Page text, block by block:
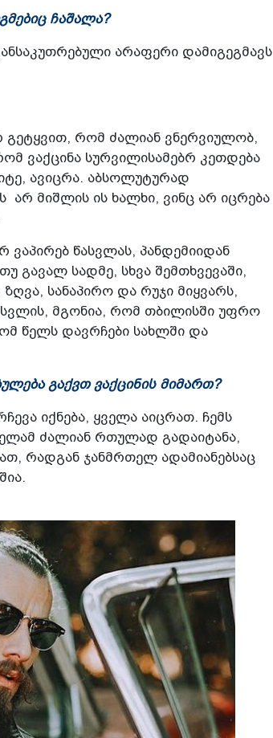
ჩაშალა?
არაფერი დამიგეგმავს
გეტყვით, რომ ძალიან ვნერვიულობ,
ვაქცინა სურვილისამებრ კეთდება
ავიცრა. აბსოლუტურად
არ მიშლის ის ხალხი, ვინც არ იცრება
ვაპირებ წასვლას, პანდემიიდან
გავალ სადმე, სხვა შემთხვევაში,
სანაპირო და რუჯი მიყვარს,
მგონია, რომ თბილისში უფრო
წელს დავრჩები სახლში და
გაქვთ ვაქცინის მიმართ?
იქნება, ყველა აიცრათ. ჩემს
ძალიან რთულად გადაიტანა,
რადგან ჯანმრთელ ადამიანებსაც